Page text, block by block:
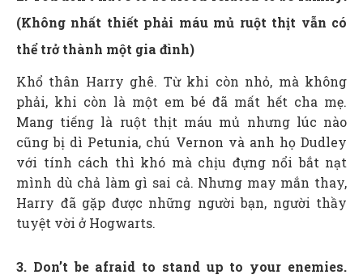
(Không nhất thiết phải máu mủ ruột thịt vẫn có
thể trở thành một gia đình)
Khổ thân Harry ghê. Từ khi còn nhỏ, mà không
phải, khi còn là một em bé đã mất hết cha mẹ.
Mang tiếng là ruột thịt máu mủ nhưng lúc nào
cũng bị dì Petunia, chú Vernon và anh họ Dudley
với tính cách thì khó mà chịu đựng nổi bắt nạt
mình dù chả làm gì sai cả. Nhưng may mắn thay,
Harry đã gặp được những người bạn, người thầy
tuyệt vời ở Hogwarts.
3. Don’t be afraid to stand up to your enemies.